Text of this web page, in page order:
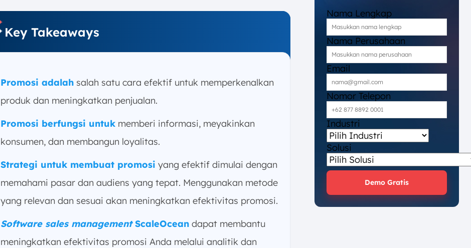
Key Takeaways
Promosi adalah salah satu cara efektif untuk memperkenalkan
produk dan meningkatkan penjualan.
Promosi berfungsi untuk memberi informasi, meyakinkan
konsumen, dan membangun loyalitas.
Strategi untuk membuat promosi yang efektif dimulai dengan
memahami pasar dan audiens yang tepat. Menggunakan metode
yang relevan dan sesuai akan meningkatkan efektivitas promosi.
Software sales managementScaleOcean dapat membantu
meningkatkan efektivitas promosi Anda melalui analitik dan
Nama Lengkap
Nama Perusahaan
Email
Nomor Telepon
Industri
Solusi
Demo Gratis